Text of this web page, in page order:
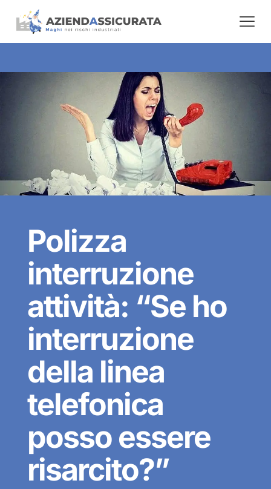
Polizza
interruzione
attività: “Se ho
interruzione
della linea
telefonica
posso essere
risarcito?”